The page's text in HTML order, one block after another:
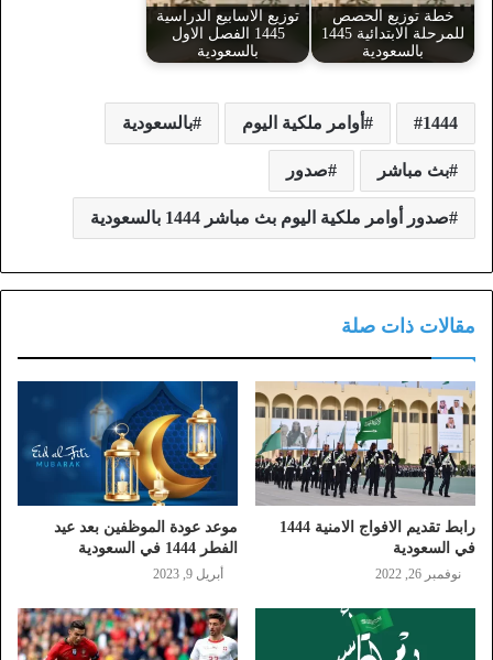
خطة توزيع الحصص
للمرحلة الابتدائية 1445
بالسعودية
توزيع الاسابيع الدراسية
1445 الفصل الاول
بالسعودية
1444 أوامر ملكية اليوم بالسعودية
بث مباشر صدور
صدور أوامر ملكية اليوم بث مباشر 1444 بالسعودية
مقالات ذات صلة
رابط تقديم الافواج الامنية 1444
في السعودية
نوفمبر 26, 2022
موعد عودة الموظفين بعد عيد
الفطر 1444 في السعودية
أبريل 9, 2023